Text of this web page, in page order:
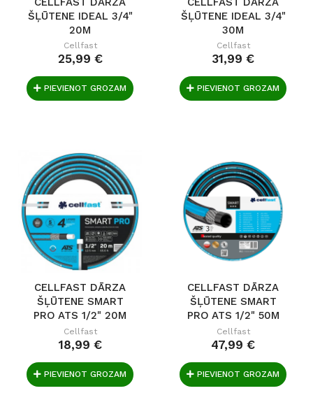
ŠĻŪTENE IDEAL 3/4"
20M
Cellfast
25,99 €
PIEVIENOT GROZAM
ŠĻŪTENE IDEAL 3/4"
30M
Cellfast
31,99 €
PIEVIENOT GROZAM
CELLFAST DĀRZA
ŠĻŪTENE SMART
PRO ATS 1/2" 20M
Cellfast
18,99 €
PIEVIENOT GROZAM
CELLFAST DĀRZA
ŠĻŪTENE SMART
PRO ATS 1/2" 50M
Cellfast
47,99 €
PIEVIENOT GROZAM